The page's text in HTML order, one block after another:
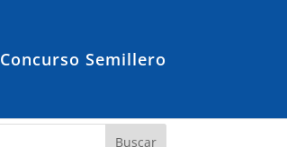
Concurso Semillero